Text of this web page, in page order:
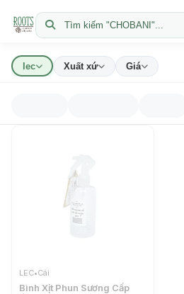
Tìm kiếm "CHOBANI"...
lec Xuất xứ Giá
LEC•Cái
Bình Xịt Phun Sương Cấp